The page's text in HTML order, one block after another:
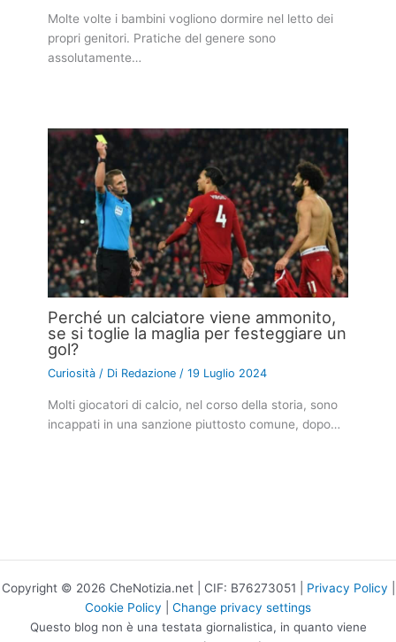
Molte volte i bambini vogliono dormire nel letto dei
propri genitori. Pratiche del genere sono
assolutamente…
Perché un calciatore viene ammonito,
se si toglie la maglia per festeggiare un
gol?
Curiosità / Di Redazione/19 Luglio 2024
Molti giocatori di calcio, nel corso della storia, sono
incappati in una sanzione piuttosto comune, dopo…
Copyright © 2026 CheNotizia.net | CIF: B76273051 | Privacy Policy
Cookie Policy
Change privacy settings
Questo blog non è una testata giornalistica, in quanto viene